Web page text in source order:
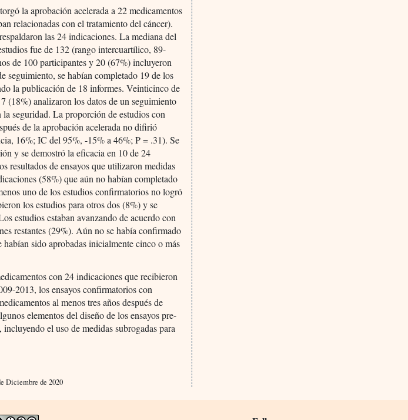
la aprobación acelerada a 22 medicamentos
relacionadas con el tratamiento del cáncer).
las 24 indicaciones. La mediana del
fue de 132 (rango intercuartílico, 89-
de 100 participantes y 20 (67%) incluyeron
seguimiento, se habían completado 19 de los
la publicación de 18 informes. Veinticinco de
(18%) analizaron los datos de un seguimiento
seguridad. La proporción de estudios con
de la aprobación acelerada no difirió
16%; IC del 95%, -15% a 46%; P = .31). Se
y se demostró la eficacia en 10 de 24
resultados de ensayos que utilizaron medidas
(58%) que aún no habían completado
uno de los estudios confirmatorios no logró
los estudios para otros dos (8%) y se
estudios estaban avanzando de acuerdo con
restantes (29%). Aún no se había confirmado
sido aprobadas inicialmente cinco o más
con 24 indicaciones que recibieron
2013, los ensayos confirmatorios con
al menos tres años después de
elementos del diseño de los ensayos pre-
el uso de medidas subrogadas para
Diciembre de 2020